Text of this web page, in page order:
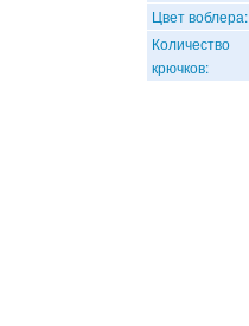
Цвет воблера:
Количество
крючков: